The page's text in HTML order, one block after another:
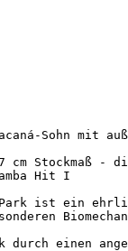
Sohn mit
cm Stockmaß -
Hit I
Park ist ein
durch einen